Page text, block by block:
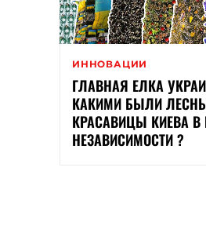
ИННОВАЦИИ
ГЛАВНАЯ ЕЛКА
КАКИМИ БЫЛИ
КРАСАВИЦЫ КИЕВА В
НЕЗАВИСИМОСТИ ?